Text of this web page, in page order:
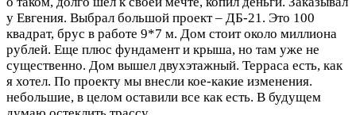
у Евгения. Выбрал большой проект – ДБ-21. Это 100
квадрат, брус в работе 9*7 м. Дом стоит около миллиона
рублей. Еще плюс фундамент и крыша, но там уже не
существенно. Дом вышел двухэтажный. Терраса есть, как
я хотел. По проекту мы внесли кое-какие изменения.
небольшие, в целом оставили все как есть. В будущем